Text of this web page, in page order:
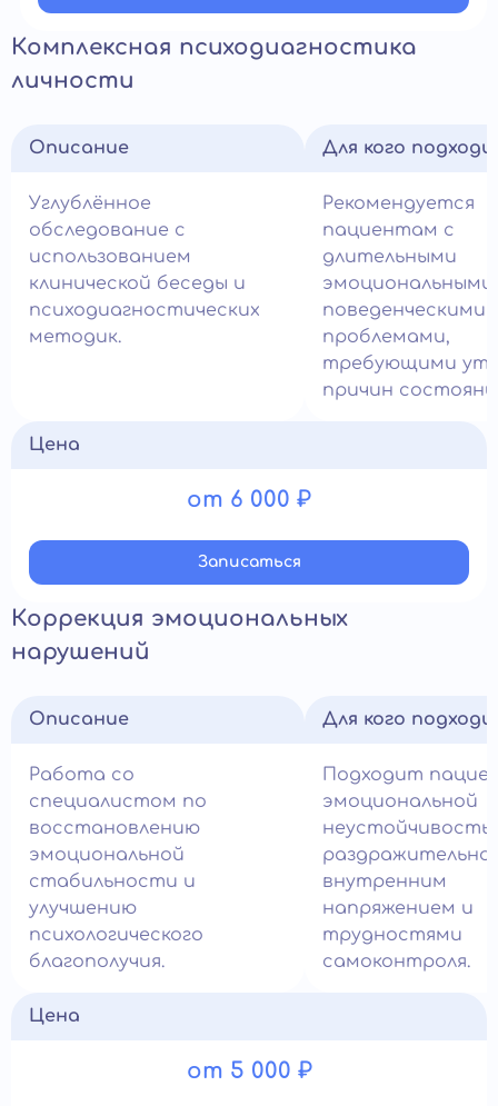
Комплексная психодиагностика
личности
Описание
Углублённое
обследование с
использованием
клинической беседы и
психодиагностических
методик.
Для кого
Рекомендуется
пациентам с
длительными
эмоциональными
поведенческими
проблемами,
требующими
причин
Цена
от 6 000 ₽
Записатьcя
Коррекция эмоциональных
нарушений
Описание
Работа со
специалистом по
восстановлению
эмоциональной
стабильности и
улучшению
психологического
благополучия.
Для кого
Подходит
эмоциональной
внутренним
напряжением и
трудностями
самоконтроля.
Цена
от 5 000 ₽